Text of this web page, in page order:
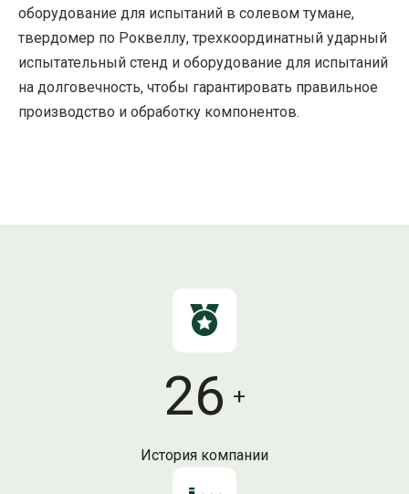
оборудование для испытаний в солевом тумане,
твердомер по Роквеллу, трехкоординатный ударный
испытательный стенд и оборудование для испытаний
на долговечность, чтобы гарантировать правильное
производство и обработку компонентов.
26 +
История компании